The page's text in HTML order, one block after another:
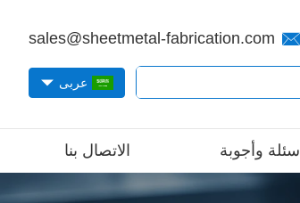
sales@sheetmetal-fabrication.com
عربى
أسئلة وأجوبة الاتصال بنا